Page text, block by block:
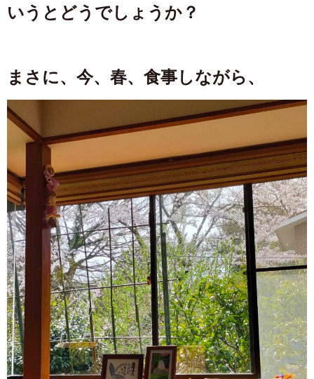
いうとどうでしょうか？
まさに、今、春、食事しながら、